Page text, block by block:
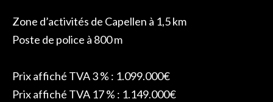
Zone d’activités de Capellen à 1,5 km
Poste de police à 800 m
Prix affiché TVA 3 % : 1.099.000€
Prix affiché TVA 17 % : 1.149.000€